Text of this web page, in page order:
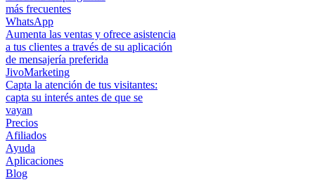
más frecuentes
WhatsApp
Aumenta las ventas y ofrece asistencia
a tus clientes a través de su aplicación
de mensajería preferida
JivoMarketing
Capta la atención de tus visitantes:
capta su interés antes de que se
vayan
Precios
Afiliados
Ayuda
Aplicaciones
Blog